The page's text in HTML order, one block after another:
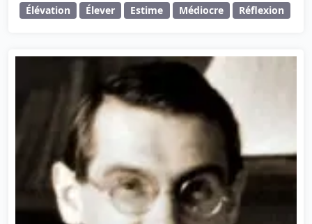
Élévation Élever Estime Médiocre Réflexion